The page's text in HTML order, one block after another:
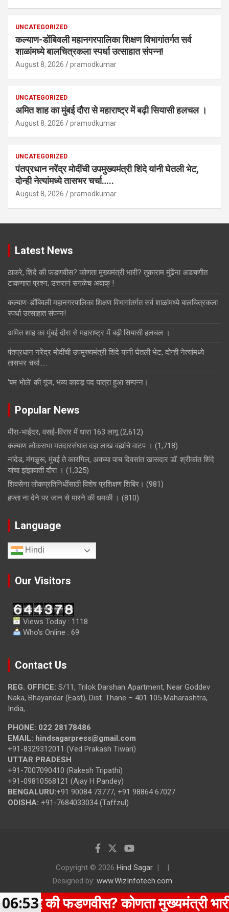
UNCATEGORIZED
कल्याण-डोंबिवली महानगरपालिका शिक्षण विभागांतर्गत सर्व
शाळांमध्ये बालचित्रकला स्पर्धा उत्साहात संपन्न!
August 8, 2026 pramodkumar
UNCATEGORIZED
अमित शाह का मुंबई दौरा से महाराष्ट्र में बढ़ी सियासी हलचल ।
August 8, 2026 pramodkumar
UNCATEGORIZED
पंतप्रधान नरेंद्र मोदींची उपमुख्यमंत्री शिंदे यांनी घेतली भेट,
दोन्ही नेत्यांमध्ये तासभर चर्चा…..
August 8, 2026 pramodkumar
Latest News
ठाकरे, शिंदे की फडणवीस? कोणता मुख्यमंत्री भारी? तुकाराम मुंढेंना अडचणीत
टाकणारा प्रश्न; उत्तरानं सगळेच अवाक् !
कल्याण-डोंबिवली महानगरपालिका शिक्षण विभागांतर्गत सर्व शाळांमध्ये बालचित्रकला
स्पर्धा उत्साहात संपन्न!
अमित शाह का मुंबई दौरा से महाराष्ट्र में बढ़ी सियासी हलचल ।
पंतप्रधान नरेंद्र मोदींची उपमुख्यमंत्री शिंदे यांनी घेतली भेट, दोन्ही नेत्यांमध्ये
तासभर चर्चा…..
‘बम भोले’ की गूंज, भव्य कावड़ पद यात्रा हुआ सम्पन्न।
Popular News
मीरा-भाईंदर, वसई-विरार में धारा 163 लागू (2,612)
कल्याण लोकसभा मतदारसंघात दहा लाख वह्यांचे वाटप । (1,718)
नांदेड, मंगळुरू, मुंबई ते कारगिल, अवघ्या पाच दिवसांत खासदार डॉ. श्रीकांत शिंदे
यांचा झंझावाती दौरा । (1,325)
शिवसेना लोकप्रतिनिधींसाठी विशेष प्रशिक्षण शिबिर। (981)
हफ्ता ना देने पर जान से मारने की धमकी । (810)
Language
Hindi
Our Visitors
Views Today : 1118
Who's Online : 69
Contact Us
REG. OFFICE: S/11, Trilok Darshan Apartment, Near Goddev
Naka, Bhayandar (East), Dist. Thane – 401 105 Maharashtra,
India,
PHONE: 022 28178486
EMAIL: hindsagarpress@gmail.com
+91-8329312011 (Ved Prakash Tiwari)
UTTAR PRADESH
+91-7007090410 (Rakesh Tripathi)
+91-09810568121 (Ajay H Pandey)
BENGALURU:+91 90084 73777, +91 98864 67027
ODISHA: +91-7684033034 (Taffzul)
Copyright © 2026 Hind Sagar
Designed by: www.WizInfotech.com
की फडणवीस? कोणता मुख्यमंत्री भारी?
06:53